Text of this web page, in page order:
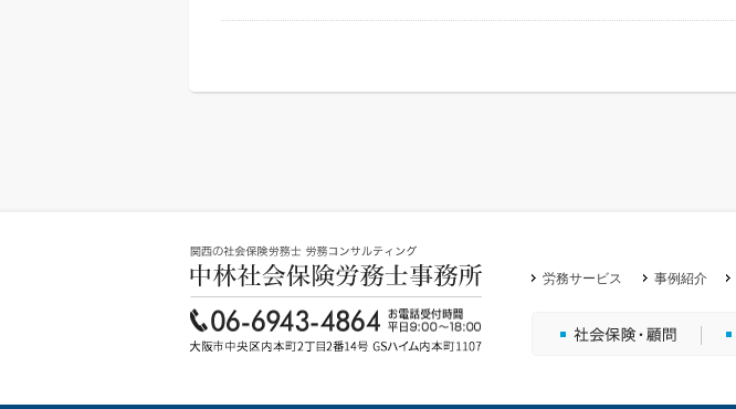
労務サービス 事例紹介